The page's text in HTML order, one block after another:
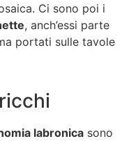
Ci sono poi i
, anch’essi parte
portati sulle tavole
labronica sono